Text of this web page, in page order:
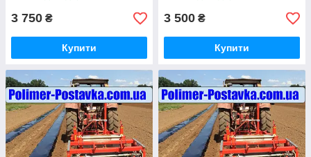
3 750 ₴
Купити
3 500 ₴
Купити